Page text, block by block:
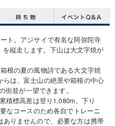
ト。アジサイで有名な阿弥陀寺
縦走します。下山は大文字焼が
根の夏の風物詩である大文字焼
は、富士山の絶景や箱根の中心
並が一望できます。
積標高差は登り1,080m、下り
なコースのため各自でトレーニ
りませんので、必要な方は携帯